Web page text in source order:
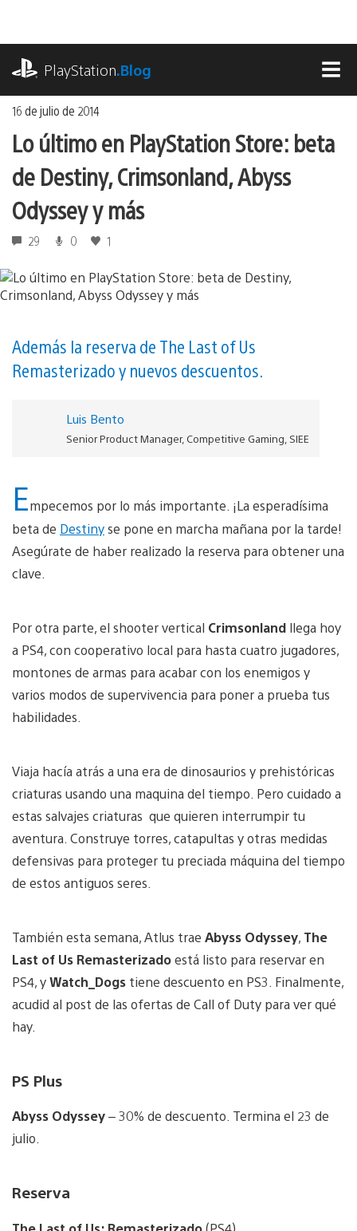
contenido
PlayStation.Blog
16 de julio de 2014
Lo último en PlayStation Store: beta
de Destiny, Crimsonland, Abyss
Odyssey y más
29 0 1
Además la reserva de The Last of Us
Remasterizado y nuevos descuentos.
Luis Bento
Senior Product Manager, Competitive Gaming, SIEE
Empecemos por lo más importante. ¡La esperadísima
beta de Destinyse pone en marcha mañana por la tarde!
Asegúrate de haber realizado la reserva para obtener una
clave.
Por otra parte, el shooter vertical Crimsonland llega hoy
a PS4, con cooperativo local para hasta cuatro jugadores,
montones de armas para acabar con los enemigos y
varios modos de supervivencia para poner a prueba tus
habilidades.
Viaja hacía atrás a una era de dinosaurios y prehistóricas
criaturas usando una maquina del tiempo. Pero cuidado a
estas salvajes criaturas que quieren interrumpir tu
aventura. Construye torres, catapultas y otras medidas
defensivas para proteger tu preciada máquina del tiempo
de estos antiguos seres.
También esta semana, Atlus trae Abyss Odyssey, The
Last of Us Remasterizadoestá listo para reservar en
PS4, yWatch_Dogs tiene descuento en PS3. Finalmente,
acudid al post de las ofertas de Call of Duty para ver qué
hay.
PS Plus
Abyss Odyssey– 30% de descuento. Termina el 23 de
julio.
Reserva